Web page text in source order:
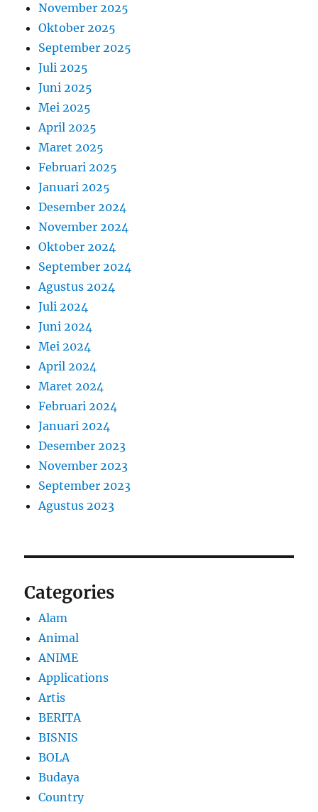
November 2025
Oktober 2025
September 2025
Juli 2025
Juni 2025
Mei 2025
April 2025
Maret 2025
Februari 2025
Januari 2025
Desember 2024
November 2024
Oktober 2024
September 2024
Agustus 2024
Juli 2024
Juni 2024
Mei 2024
April 2024
Maret 2024
Februari 2024
Januari 2024
Desember 2023
November 2023
September 2023
Agustus 2023
Categories
Alam
Animal
ANIME
Applications
Artis
BERITA
BISNIS
BOLA
Budaya
Country